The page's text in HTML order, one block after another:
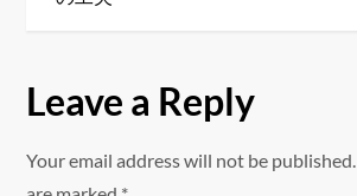
n
a
Leave a Reply
Your email address will not be published.